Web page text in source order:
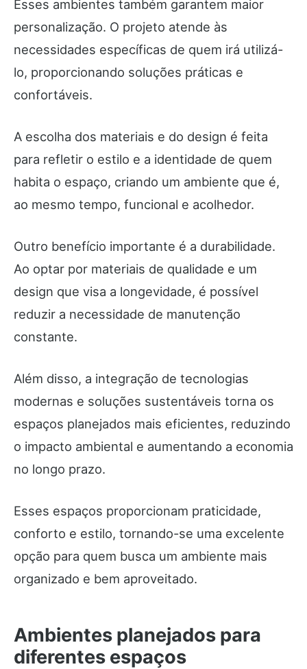
Esses ambientes também garantem maior
personalização. O projeto atende às
necessidades específicas de quem irá utilizá-
lo, proporcionando soluções práticas e
confortáveis.
A escolha dos materiais e do design é feita
para refletir o estilo e a identidade de quem
habita o espaço, criando um ambiente que é,
ao mesmo tempo, funcional e acolhedor.
Outro benefício importante é a durabilidade.
Ao optar por materiais de qualidade e um
design que visa a longevidade, é possível
reduzir a necessidade de manutenção
constante.
Além disso, a integração de tecnologias
modernas e soluções sustentáveis torna os
espaços planejados mais eficientes, reduzindo
o impacto ambiental e aumentando a economia
no longo prazo.
Esses espaços proporcionam praticidade,
conforto e estilo, tornando-se uma excelente
opção para quem busca um ambiente mais
organizado e bem aproveitado.
Ambientes planejados para
diferentes espaços